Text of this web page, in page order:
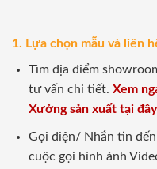
1. Lựa chọn mẫu và liên
Tìm địa điểm
tư vấn chi tiết. Xem
Xưởng sản xuất tại đây
Gọi điện/ Nhắn tin
cuộc gọi hình ảnh